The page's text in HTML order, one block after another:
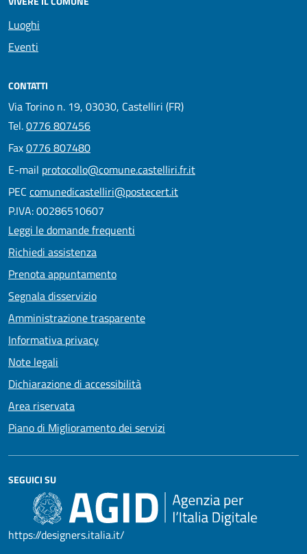
Luoghi
Eventi
CONTATTI
Via Torino n. 19, 03030, Castelliri (FR)
Tel.0776 807456
Fax0776 807480
E-mail protocollo@comune.castelliri.fr.it
PEC comunedicastelliri@postecert.it
P.IVA: 00286510607
Leggi le domande frequenti
Richiedi assistenza
Prenota appuntamento
Segnala disservizio
Amministrazione trasparente
Informativa privacy
Note legali
Dichiarazione di accessibilità
Area riservata
Piano di Miglioramento dei servizi
SEGUICI SU
https://designers.italia.it/